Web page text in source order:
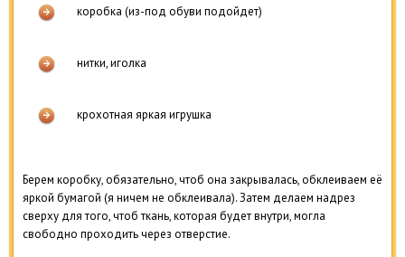
коробка (из-под обуви подойдет)
нитки, иголка
крохотная яркая игрушка
Берем коробку, обязательно, чтоб она закрывалась, обклеиваем её
яркой бумагой (я ничем не обклеивала). Затем делаем надрез
сверху для того, чтоб ткань, которая будет внутри, могла
свободно проходить через отверстие.